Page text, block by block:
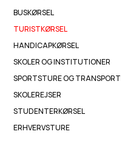
BUSKØRSEL
TURISTKØRSEL
HANDICAPKØRSEL
SKOLER OG INSTITUTIONER
SPORTSTURE OG TRANSPORT
SKOLEREJSER
STUDENTERKØRSEL
ERHVERVSTURE